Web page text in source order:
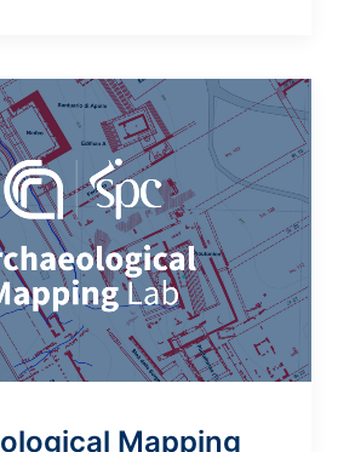
Mapping